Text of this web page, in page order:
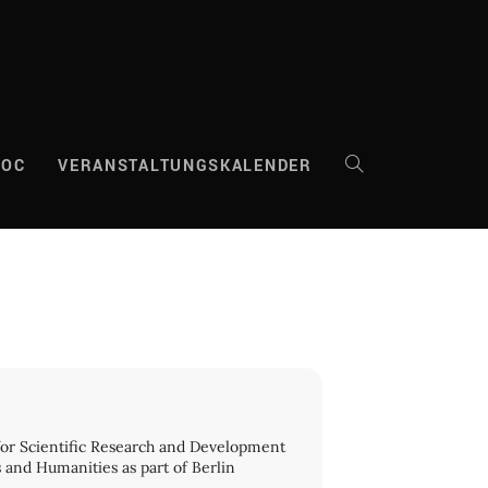
VERANSTALTUNGSKALENDER WEBSITE-
Scientific Research and Development
Humanities as part of Berlin